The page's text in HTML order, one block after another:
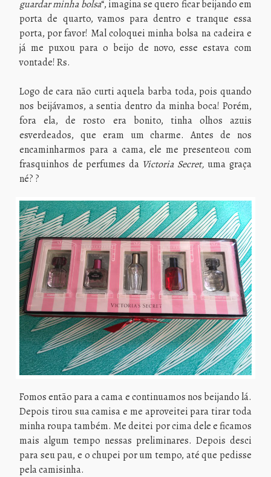
guardar minha bolsa“, imagina se quero ficar beijando em
porta de quarto, vamos para dentro e tranque essa
porta, por favor! Mal coloquei minha bolsa na cadeira e
já me puxou para o beijo de novo, esse estava com
vontade! Rs.
Logo de cara não curti aquela barba toda, pois quando
nos beijávamos, a sentia dentro da minha boca! Porém,
fora ela, de rosto era bonito, tinha olhos azuis
esverdeados, que eram um charme. Antes de nos
encaminharmos para a cama, ele me presenteou com
frasquinhos de perfumes da Victoria Secret, uma graça
né? ?
Fomos então para a cama e continuamos nos beijando lá.
Depois tirou sua camisa e me aproveitei para tirar toda
minha roupa também. Me deitei por cima dele e ficamos
mais algum tempo nessas preliminares. Depois desci
para seu pau, e o chupei por um tempo, até que pedisse
pela camisinha.